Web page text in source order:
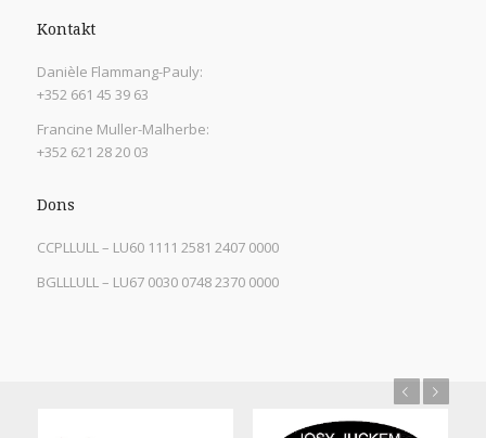
Kontakt
Danièle Flammang-Pauly:
+352 661 45 39 63
Francine Muller-Malherbe:
+352 621 28 20 03
Dons
CCPLLULL – LU60 1111 2581 2407 0000
BGLLLULL – LU67 0030 0748 2370 0000